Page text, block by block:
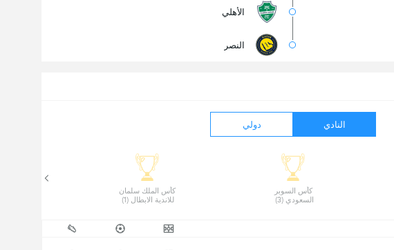
الأهلي
النصر
النادي دولي
السعودي (3)
للاندية الابطال (1)